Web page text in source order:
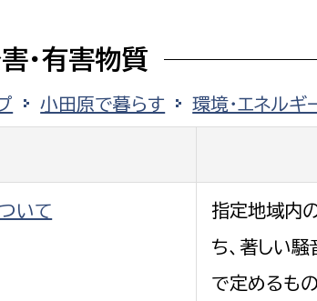
教育部
教育総務課
保健給食課
・有害物質
小田原で暮らす 環境・エネルギ
いて
指定地域内
ち、著しい
で定めるもの